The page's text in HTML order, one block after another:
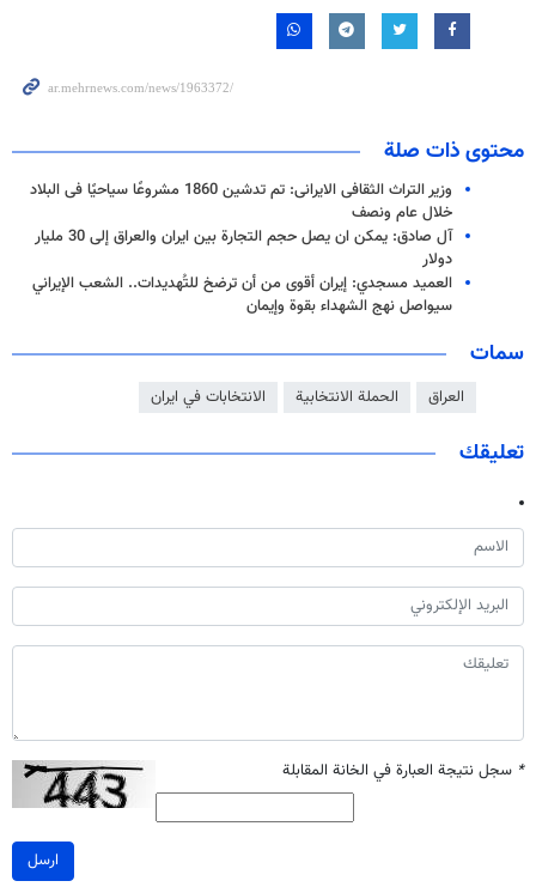
محتوى ذات صلة
وزیر التراث الثقافی الایرانی: تم تدشین 1860 مشروعًا سیاحیًا فی البلاد
خلال عام ونصف
آل صادق: يمكن ان يصل حجم التجارة بين ايران والعراق إلى 30 مليار
دولار
العميد مسجدي: إيران أقوى من أن ترضخ للتُهديدات.. الشعب الإيراني
سيواصل نهج الشهداء بقوة وإيمان
سمات
العراق الحملة الانتخابية الانتخابات في ايران
تعليقك
* سجل نتيجة العبارة في الخانة المقابلة
ارسل